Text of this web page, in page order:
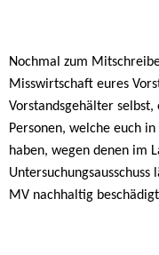
Nochmal zum
Misswirtschaft eures
Vorstandsgehälter
Personen, welche euch
haben, wegen denen im
MV nachhaltig